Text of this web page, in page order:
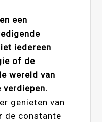
een
iedereen
of de
wereld van
verdiepen.
genieten van
de constante